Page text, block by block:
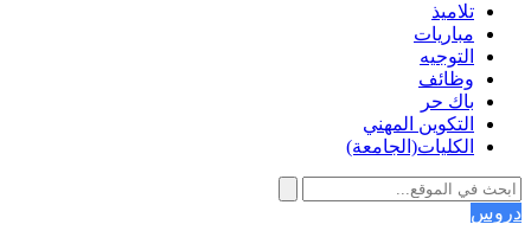
تلاميذ
مباريات
التوجيه
وظائف
باك حر
التكوين المهني
الكليات(الجامعة)
دروس